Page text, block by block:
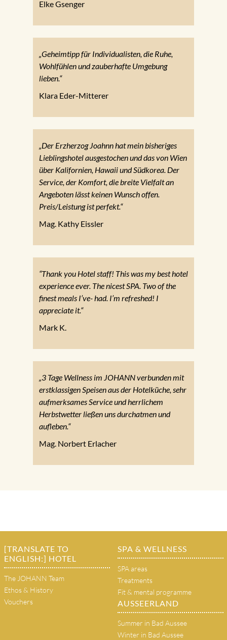
Elke Gsenger
„Geheimtipp für Individualisten, die Ruhe,
Wohlfühlen und zauberhafte Umgebung
lieben.“
Klara Eder-Mitterer
„Der Erzherzog Joahnn hat mein bisheriges
Lieblingshotel ausgestochen und das von Wien
über Kalifornien, Hawaii und Südkorea. Der
Service, der Komfort, die breite Vielfalt an
Angeboten lässt keinen Wunsch offen.
Preis/Leistung ist perfekt.“
Mag. Kathy Eissler
“Thank you Hotel staff! This was my best hotel
experience ever. The nicest SPA. Two of the
finest meals I’ve- had. I’m refreshed! I
appreciate it.“
Mark K.
„3 Tage Wellness im JOHANN verbunden mit
erstklassigen Speisen aus der Hotelküche, sehr
aufmerksames Service und herrlichem
Herbstwetter ließen uns durchatmen und
aufleben.“
Mag. Norbert Erlacher
[TRANSLATE TO
ENGLISH:] HOTEL
The JOHANN Team
Ethos & History
Vouchers
SPA & WELLNESS
SPA areas
Treatments
Fit & mental programme
AUSSEERLAND
Summer in Bad Aussee
Winter in Bad Aussee